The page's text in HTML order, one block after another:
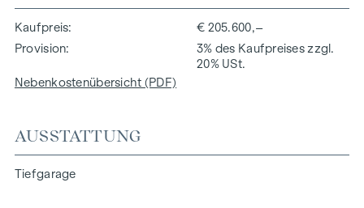
Kaufpreis
€ 205.600,–
Provision
3% des Kaufpreises zzgl.
20% USt.
Nebenkostenübersicht (PDF)
AUSSTATTUNG
Tiefgarage